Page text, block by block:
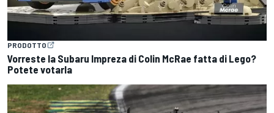
PRODOTTO
Vorreste la Subaru Impreza di Colin McRae fatta di Lego?
Potete votarla